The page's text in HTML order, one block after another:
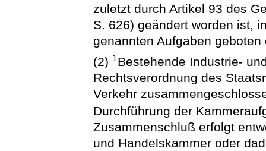
zuletzt durch Artikel 93 des
S. 626) geändert worden ist,
genannten Aufgaben geboten
(2) 1Bestehende Industrie-
Rechtsverordnung des
Verkehr
Durchführung der
Zusammenschluß erfolgt
und Handelskammer oder